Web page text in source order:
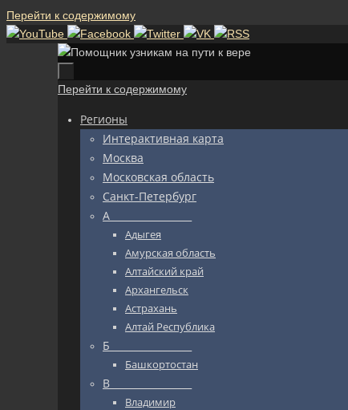
Перейти к содержимому
Перейти к содержимому
Регионы
Интерактивная карта
Москва
Московская область
Санкт-Петербург
А_________________
Адыгея
Амурская область
Алтайский край
Архангельск
Астрахань
Алтай Республика
Б_________________
Башкортостан
В_________________
Владимир